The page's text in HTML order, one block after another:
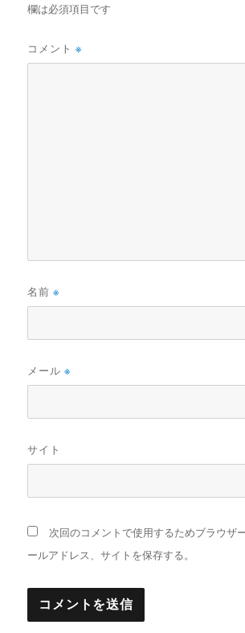
欄は必須項目です
コメント※
名前※
メール※
サイト
次回のコメントで使用するためブラウザ
ールアドレス、サイトを保存する。